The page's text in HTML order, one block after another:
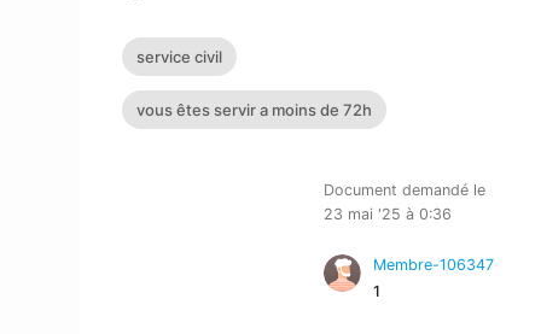
service civil
vous êtes servir a moins de 72h
Document demandé le
23 mai '25 à 0:36
Membre-106347
1